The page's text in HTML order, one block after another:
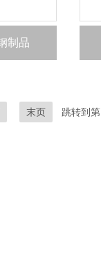
制品
末页 跳转到第